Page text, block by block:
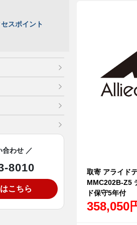
取寄 アライド
MMC202B-Z5
ド保守5年付
358,050
スポイント
合わせ ／
8010
こちら